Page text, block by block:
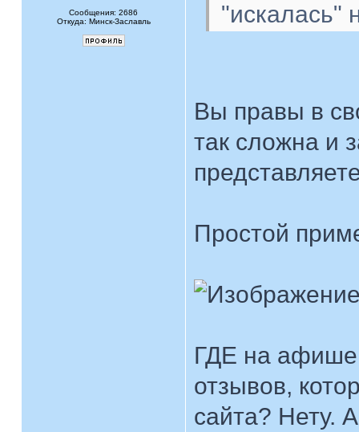
Сообщения: 2686
Откуда: Минск-Заславль
"искалась"
Вы правы в
так сложна и
Простой
ГДЕ на афише
отзывов,
сайта? Нету.